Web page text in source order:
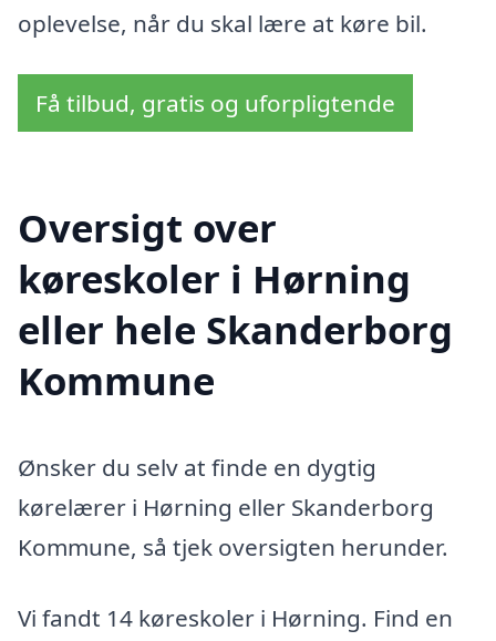
oplevelse, når du skal lære at køre bil.
Få tilbud, gratis og uforpligtende
Oversigt over
køreskoler i Hørning
eller hele Skanderborg
Kommune
Ønsker du selv at finde en dygtig
kørelærer i Hørning eller Skanderborg
Kommune, så tjek oversigten herunder.
Vi fandt 14 køreskoler i Hørning. Find en